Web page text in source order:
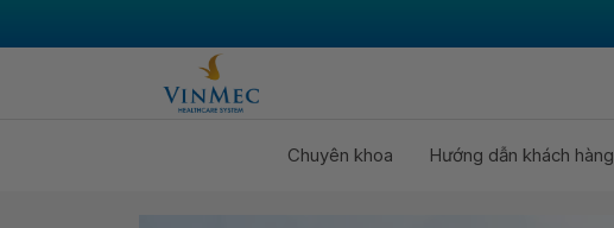
Chuyên khoa Hướng dẫn khách hàng